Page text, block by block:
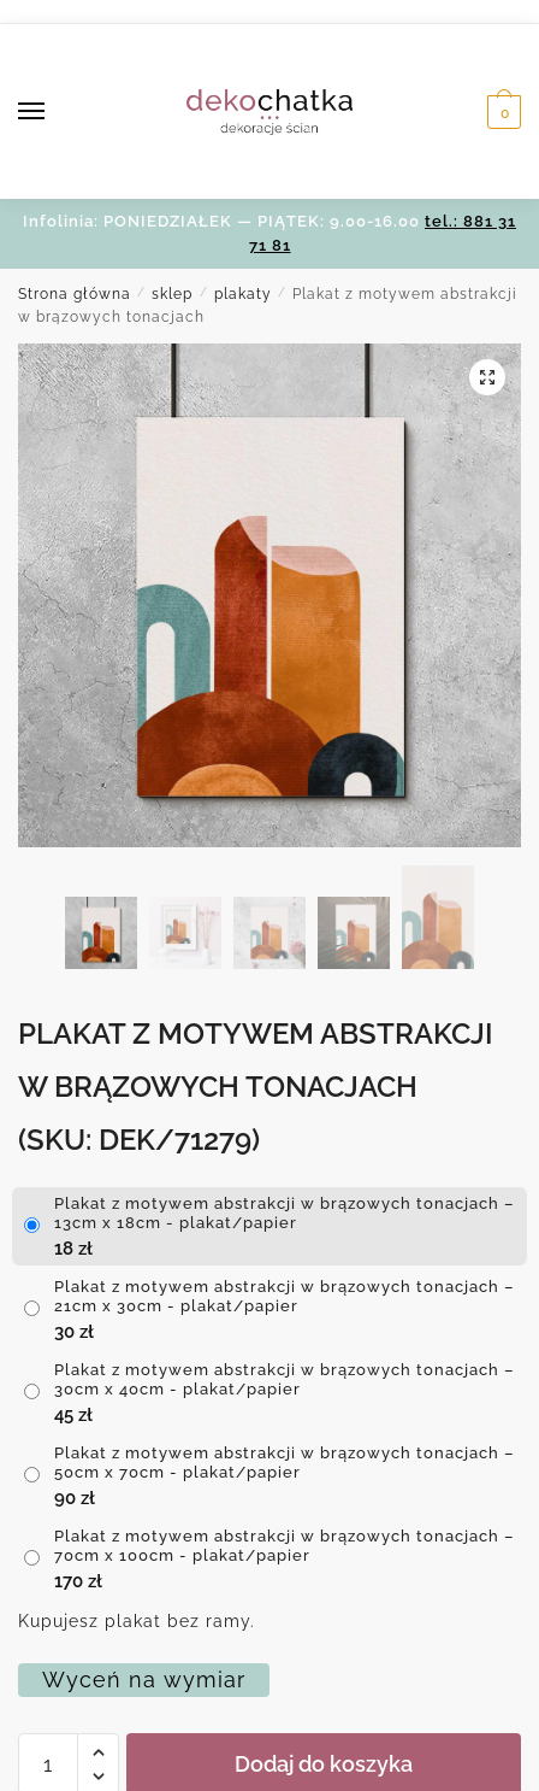
0
Infolinia: PONIEDZIAŁEK — PIĄTEK: 9.00-16.00 tel.: 881 31
71 81
Strona główna / sklep / plakaty /
Plakat z motywem abstrakcji
w brązowych tonacjach
PLAKAT Z MOTYWEM ABSTRAKCJI
W BRĄZOWYCH TONACJACH
(SKU: DEK/71279)
Plakat z motywem abstrakcji w brązowych tonacjach –
13cm x 18cm - plakat/papier
18 zł
Plakat z motywem abstrakcji w brązowych tonacjach –
21cm x 30cm - plakat/papier
30 zł
Plakat z motywem abstrakcji w brązowych tonacjach –
30cm x 40cm - plakat/papier
45 zł
Plakat z motywem abstrakcji w brązowych tonacjach –
50cm x 70cm - plakat/papier
90 zł
Plakat z motywem abstrakcji w brązowych tonacjach –
70cm x 100cm - plakat/papier
170 zł
Kupujesz plakat bez ramy.
Wyceń na wymiar
Plakat
Dodaj do koszyka